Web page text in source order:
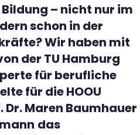
– nicht nur im
schon in der
Wir haben mit
der TU Hamburg
für berufliche
für die HOOU
Maren Baumhauer
das